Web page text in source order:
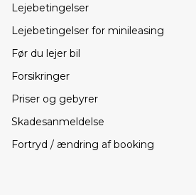
Lejebetingelser
Lejebetingelser for minileasing
Før du lejer bil
Forsikringer
Priser og gebyrer
Skadesanmeldelse
Fortryd / ændring af booking